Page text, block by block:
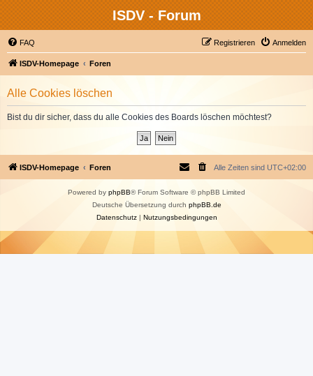
ISDV - Forum
FAQ Anmelden
Registrieren
ISDV-Homepage Foren
Alle Cookies löschen
Bist du dir sicher, dass du alle Cookies des Boards löschen möchtest?
ISDV-Homepage Foren Alle Zeiten sind UTC+02:00
Powered by phpBB® Forum Software © phpBB Limited
Deutsche Übersetzung durch phpBB.de
Datenschutz| Nutzungsbedingungen